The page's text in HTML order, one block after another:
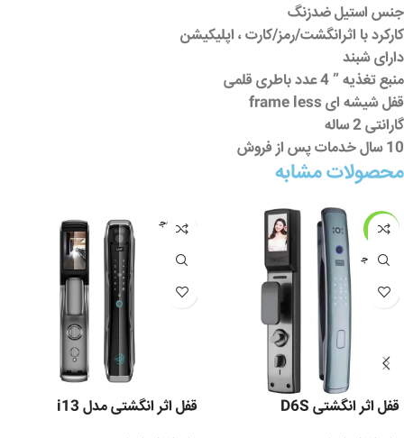
جنس استیل ضدزنگ
کارکرد با اثرانگشت/رمز/کارت ، اپلیکیشن
دارای شبند
منبع تغذیه ” 4 عدد باطری قلمی
قفل شیشه ای frame less
گارانتی 2 ساله
10 سال خدمات پس از فروش
محصولات مشابه
-28%
عدم موج
قفل اثر انگشتی D6S
عدم موج
ودی
قفل اثر انگشتی مدل i13